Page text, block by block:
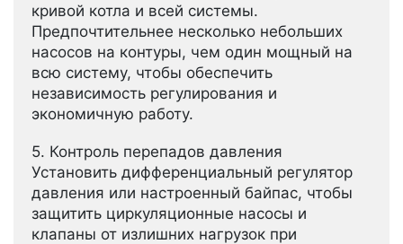
кривой котла и всей системы.
Предпочтительнее несколько небольших
насосов на контуры, чем один мощный на
всю систему, чтобы обеспечить
независимость регулирования и
экономичную работу.
5. Контроль перепадов давления
Установить дифференциальный регулятор
давления или настроенный байпас, чтобы
защитить циркуляционные насосы и
клапаны от излишних нагрузок при